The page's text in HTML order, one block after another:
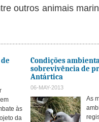
outros animais
às
da
Condições
sobrevivência de
Antártica
06-MAY-2013
As